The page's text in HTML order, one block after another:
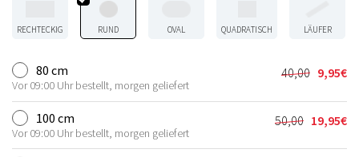
RECHTECKIG RUND OVAL QUADRATISCH LÄUFER
80 cm
Vor 09:00 Uhr bestellt, morgen geliefert
40,00
Preis
war:
40,00€
9,95€
Aktueller
Preis
ist:
9,95€.
100 cm
Vor 09:00 Uhr bestellt, morgen geliefert
50,00
Preis
19,95€
Aktueller
Preis